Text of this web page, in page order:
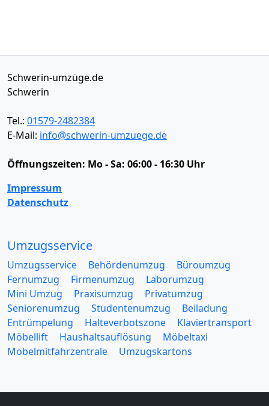
Schwerin-umzüge.de
Schwerin
Tel.: 01579-2482384
E-Mail: info@schwerin-umzuege.de
Öffnungszeiten: Mo - Sa: 06:00 - 16:30 Uhr
Impressum
Datenschutz
Umzugsservice
Umzugsservice Behördenumzug
Büroumzug
Fernumzug
Firmenumzug
Laborumzug
Mini Umzug
Praxisumzug
Privatumzug
Seniorenumzug
Studentenumzug
Beiladung
Entrümpelung
Halteverbotszone
Klaviertransport
Möbellift
Haushaltsauflösung
Möbeltaxi
Möbelmitfahrzentrale
Umzugskartons